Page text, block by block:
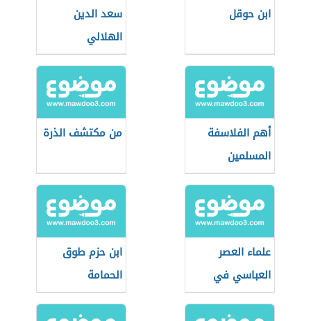
ابن حوقل
سعد الدين
الهلالي
أهم الفلاسفة
المسلمين
من مكتشف الذرة
علماء العصر
العباسي في
الفيزياء
ابن حزم طوق
الحمامة